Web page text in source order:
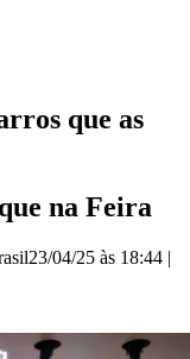
que as
na Feira
23/04/25 às 18:44 |